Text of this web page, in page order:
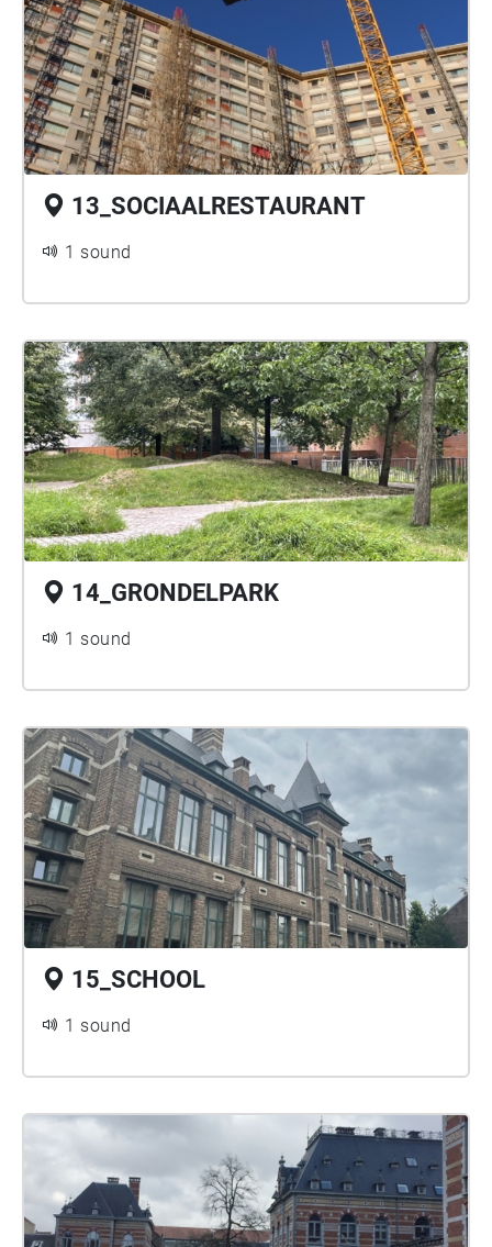
13_SOCIAALRESTAURANT
1 sound
14_GRONDELPARK
1 sound
15_SCHOOL
1 sound